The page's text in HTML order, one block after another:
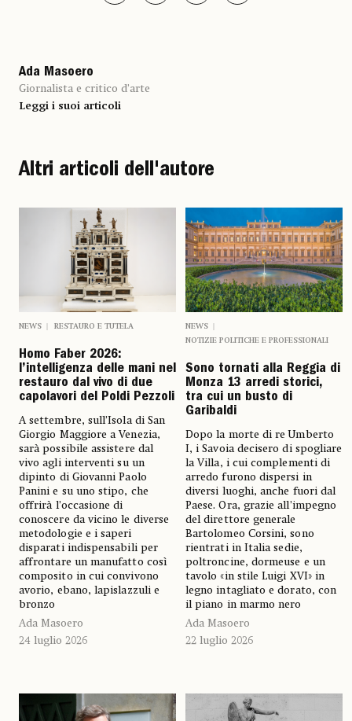
Ada Masoero
Giornalista e critico d’arte
Leggi i suoi articoli
Altri articoli dell'autore
NEWS RESTAURO E TUTELA
Homo Faber 2026:
l’intelligenza delle mani nel
restauro dal vivo di due
capolavori del Poldi Pezzoli
A settembre, sull’Isola di San
Giorgio Maggiore a Venezia,
sarà possibile assistere dal
vivo agli interventi su un
dipinto di Giovanni Paolo
Panini e su uno stipo, che
offrirà l’occasione di
conoscere da vicino le diverse
metodologie e i saperi
disparati indispensabili per
affrontare un manufatto così
composito in cui convivono
avorio, ebano, lapislazzuli e
bronzo
Ada Masoero
24 luglio 2026
NEWS
NOTIZIE POLITICHE E PROFESSIONALI
Sono tornati alla Reggia di
Monza 13 arredi storici,
tra cui un busto di
Garibaldi
Dopo la morte di re Umberto
I, i Savoia decisero di spogliare
la Villa, i cui complementi di
arredo furono dispersi in
diversi luoghi, anche fuori dal
Paese. Ora, grazie all’impegno
del direttore generale
Bartolomeo Corsini, sono
rientrati in Italia sedie,
poltroncine, dormeuse e un
tavolo «in stile Luigi XVI» in
legno intagliato e dorato, con
il piano in marmo nero
Ada Masoero
22 luglio 2026